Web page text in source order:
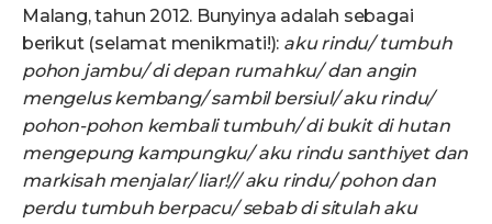
Malang, tahun 2012. Bunyinya adalah sebagai
berikut (selamat menikmati!): aku rindu/ tumbuh
pohon jambu/ di depan rumahku/ dan angin
mengelus kembang/ sambil bersiul/ aku rindu/
pohon-pohon kembali tumbuh/ di bukit di hutan
mengepung kampungku/ aku rindu santhiyet dan
markisah menjalar/ liar!// aku rindu/ pohon dan
perdu tumbuh berpacu/ sebab di situlah aku